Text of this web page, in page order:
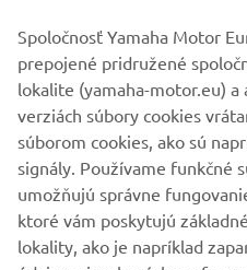
KOMPLETNÁ
Spoločnosť Yamaha Motor
prepojené pridružené
lokalite (yamaha-motor.eu)
verziách súbory cookies
súborom cookies, ako sú
signály. Používame funkčné
umožňujú správne
ktoré vám poskytujú
lokality, ako je napríklad